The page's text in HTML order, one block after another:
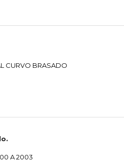
CURVO BRASADO
A 2003